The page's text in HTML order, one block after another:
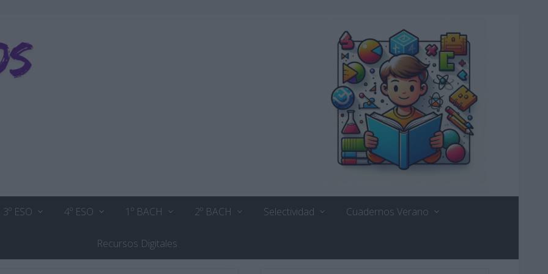
3º ESO 4º ESO 1º BACH 2º BACH Selectividad Cuadernos Verano
Recursos Digitales